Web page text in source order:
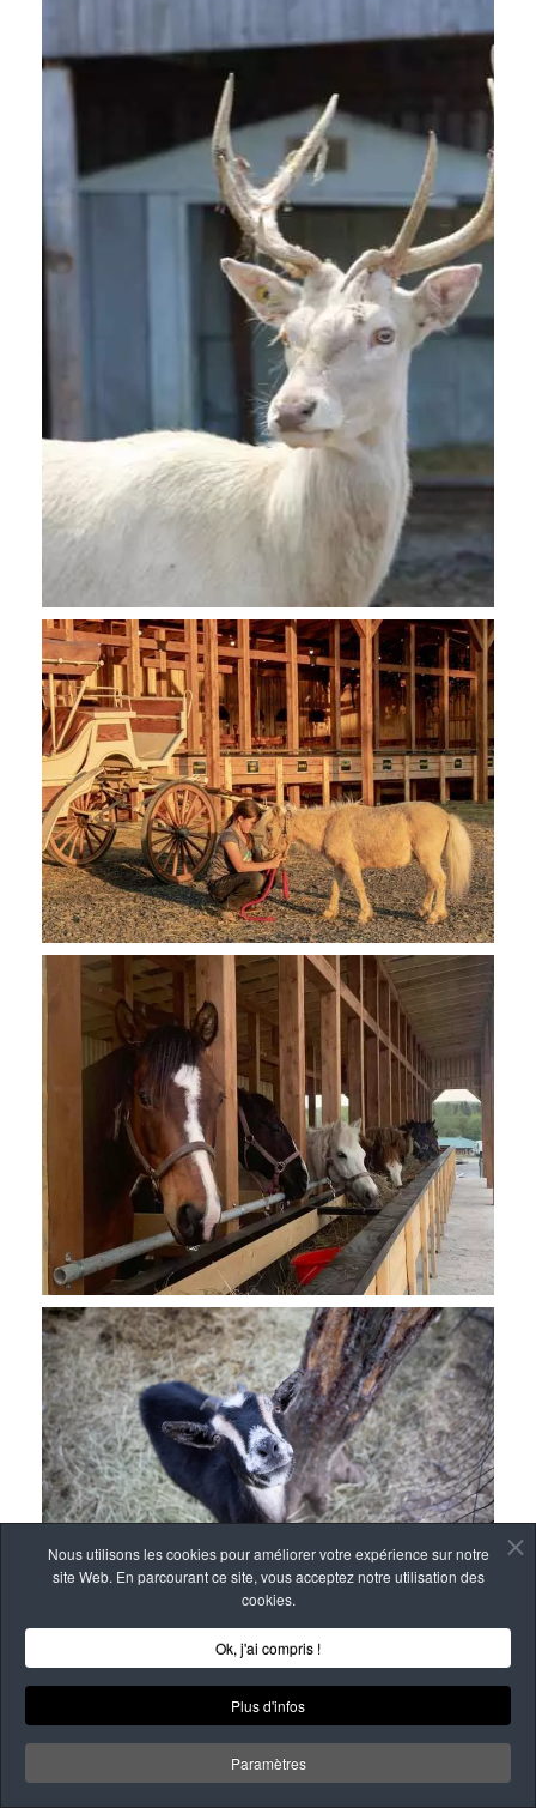
Nous utilisons les cookies pour améliorer votre expérience sur notre
site Web. En parcourant ce site, vous acceptez notre utilisation des
cookies.
Ok, j'ai compris !
Plus d'infos
Paramètres